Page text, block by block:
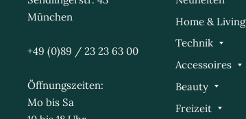
München
+49 (0)89 / 23 23 63 00
Öffnungszeiten:
Mo bis Sa
Home & Living
Technik
Accessoires
Beauty
Freizeit